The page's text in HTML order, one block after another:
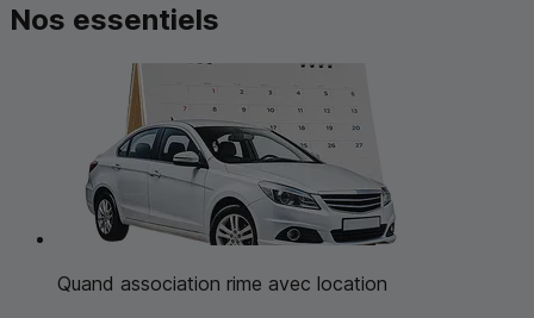
Nos essentiels
Quand association rime avec location